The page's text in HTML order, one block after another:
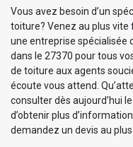
Vous avez besoin d’un
toiture? Venez au plus vite
une entreprise spécialisée
dans le 27370 pour tous
de toiture aux agents
écoute vous attend.
consulter dès aujourd’hui
d’obtenir plus
demandez un devis au plus